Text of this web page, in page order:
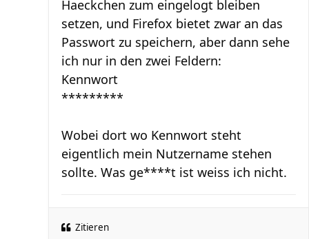
Haeckchen zum eingelogt bleiben
setzen, und Firefox bietet zwar an das
Passwort zu speichern, aber dann sehe
ich nur in den zwei Feldern:
Kennwort
*********
Wobei dort wo Kennwort steht
eigentlich mein Nutzername stehen
sollte. Was ge****t ist weiss ich nicht.
Zitieren